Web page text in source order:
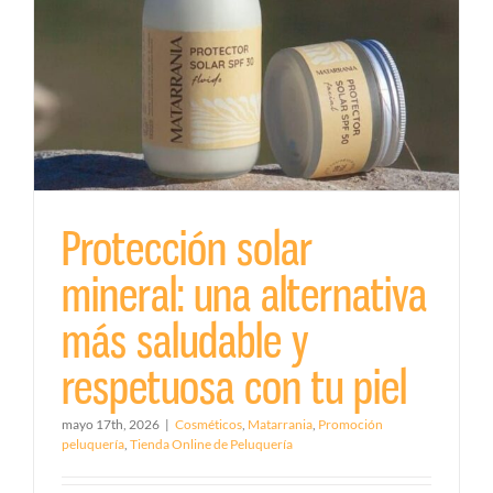
Protección solar
mineral: una alternativa
más saludable y
respetuosa con tu piel
mayo 17th, 2026 | Cosméticos Matarrania Promoción
peluquería Tienda Online de Peluquería